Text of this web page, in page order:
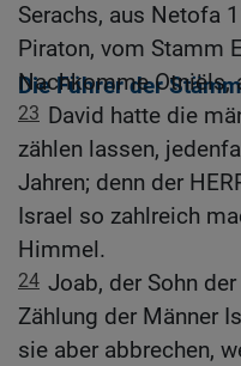
Serachs, aus Netofa
Piraton, vom Stamm
Nachkomme Otniëls,
Die Führer der
23 David hatte die
zählen lassen,
Jahren; denn der
Israel so zahlreich
Himmel.
24 Joab, der Sohn
Zählung der Männer
sie aber abbrechen,